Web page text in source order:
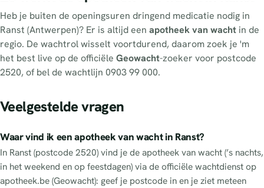
Heb je buiten de openingsuren dringend medicatie nodig in
Ranst (Antwerpen)? Er is altijd een apotheek van wacht in de
regio. De wachtrol wisselt voortdurend, daarom zoek je 'm
het best live op de officiële Geowacht-zoeker voor postcode
2520, of bel de wachtlijn 0903 99 000.
Veelgestelde vragen
Waar vind ik een apotheek van wacht in Ranst?
In Ranst (postcode 2520) vind je de apotheek van wacht (’s nachts,
in het weekend en op feestdagen) via de officiële wachtdienst op
apotheek.be (Geowacht): geef je postcode in en je ziet meteen